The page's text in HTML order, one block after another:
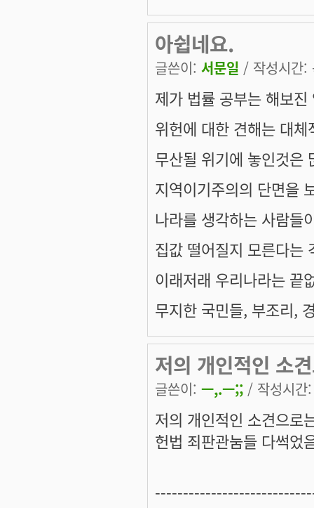
아쉽네요.
글쓴이: 서문일 / 작성시간
제가 법률 공부는 해보진
위헌에 대한 견해는 대
무산될 위기에 놓인것은
지역이기주의의 단면을
나라를 생각하는 사람들
집값 떨어질지 모른다는
이래저래 우리나라는 끝
무지한 국민들, 부조리,
저의 개인적인 소
글쓴이: ㅡ,.ㅡ;; / 작성시
저의 개인적인 소견으로
헌법 죄판관눔들 다썩었